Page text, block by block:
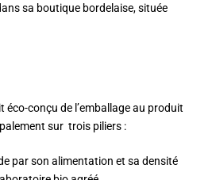
sa boutique bordelaise, située
éco-conçu de l’emballage au produit
sur trois piliers :
par son alimentation et sa densité